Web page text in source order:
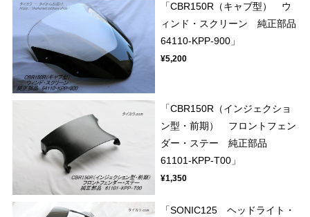
「CBR150R（キャブ型） ウ
ィンド・スクリーン 純正部品
64110-KPP-900」
¥5,200
「CBR150R（インジェクショ
ン型・前期） フロントフェン
ダー・ステー 純正部品
61101-KPP-T00」
¥1,350
「SONIC125 ヘッドライト・